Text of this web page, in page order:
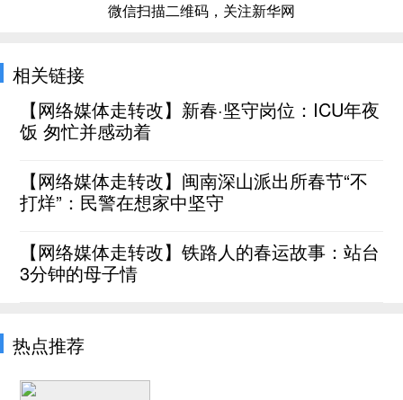
微信扫描二维码，关注新华网
相关链接
【网络媒体走转改】新春·坚守岗位：ICU年夜
饭 匆忙并感动着
【网络媒体走转改】闽南深山派出所春节“不
打烊”：民警在想家中坚守
【网络媒体走转改】铁路人的春运故事：站台
3分钟的母子情
热点推荐